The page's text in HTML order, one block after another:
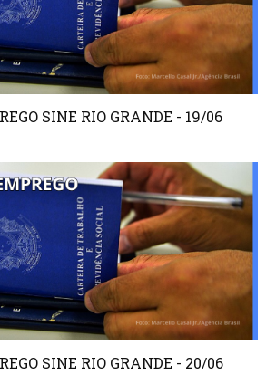
SINE RIO GRANDE - 19/06
SINE RIO GRANDE - 20/06